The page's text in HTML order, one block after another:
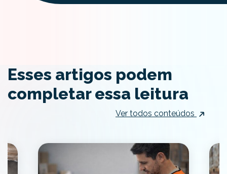
Esses artigos podem
completar essa leitura
Ver todos conteúdos